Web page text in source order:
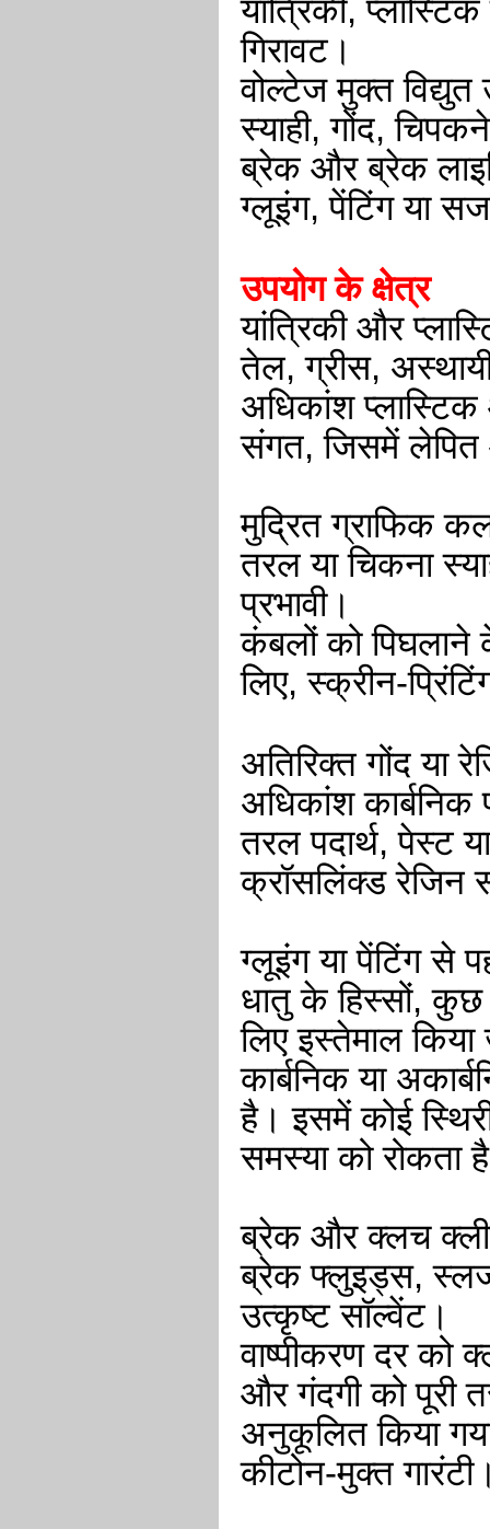
यांत्रिकी,
गिरावट।
वोल्टेज मुक्त
स्याही, गोंद,
ब्रेक और ब्रेक
ग्लूइंग, पेंटिंग या
उपयोग के क्षेत्र
यांत्रिकी और
तेल, ग्रीस,
अधिकांश
संगत, जिसमें लेपित
मुद्रित ग्राफिक
तरल या चिकना
प्रभावी।
कंबलों को
लिए, स्क्रीन-
अतिरिक्त गोंद या
अधिकांश कार्बनिक
तरल पदार्थ, पेस्ट
क्रॉसलिंक्ड रेजिन
ग्लूइंग या पेंटिंग से
धातु के हिस्सों, कुछ
लिए इस्तेमाल
कार्बनिक या
है। इसमें कोई
समस्या को
ब्रेक और क्लच
ब्रेक फ्लुइड्स,
उत्कृष्ट सॉल्वेंट।
वाष्पीकरण दर को
और गंदगी को पूरी
अनुकूलित किया
कीटोन-मुक्त